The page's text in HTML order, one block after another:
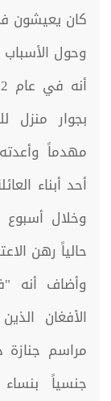
كان يعيشون
وحول
بجوار منزل
مهدماً
وخلال
حالياً رهن
وأضاف أنه
الأفغان
مراسم جنازة
جنسياً